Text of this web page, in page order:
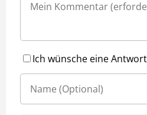
Ich wünsche eine